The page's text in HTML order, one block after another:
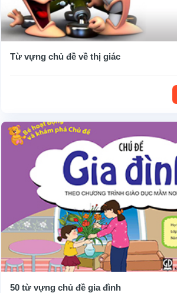
Từ vựng chủ đề về thị giác
50 từ vựng chủ đề gia đình